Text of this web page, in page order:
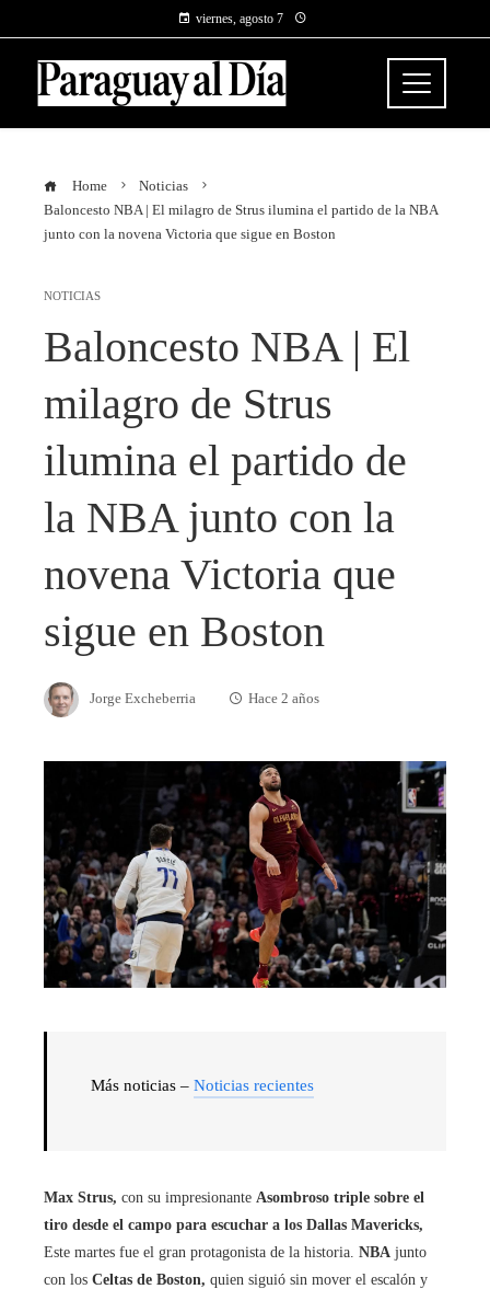
viernes, agosto 7
Home
Noticias
Baloncesto NBA | El milagro de Strus ilumina el partido de la NBA
junto con la novena Victoria que sigue en Boston
NOTICIAS
Baloncesto NBA | El
milagro de Strus
ilumina el partido de
la NBA junto con la
novena Victoria que
sigue en Boston
Jorge Excheberria Hace 2 años
Más noticias – Noticias recientes
Max Strus, con su impresionante Asombroso triple sobre el
tiro desde el campo para escuchar a los Dallas Mavericks,
Este martes fue el gran protagonista de la historia. NBA junto
con los Celtas de Boston, quien siguió sin mover el escalón y